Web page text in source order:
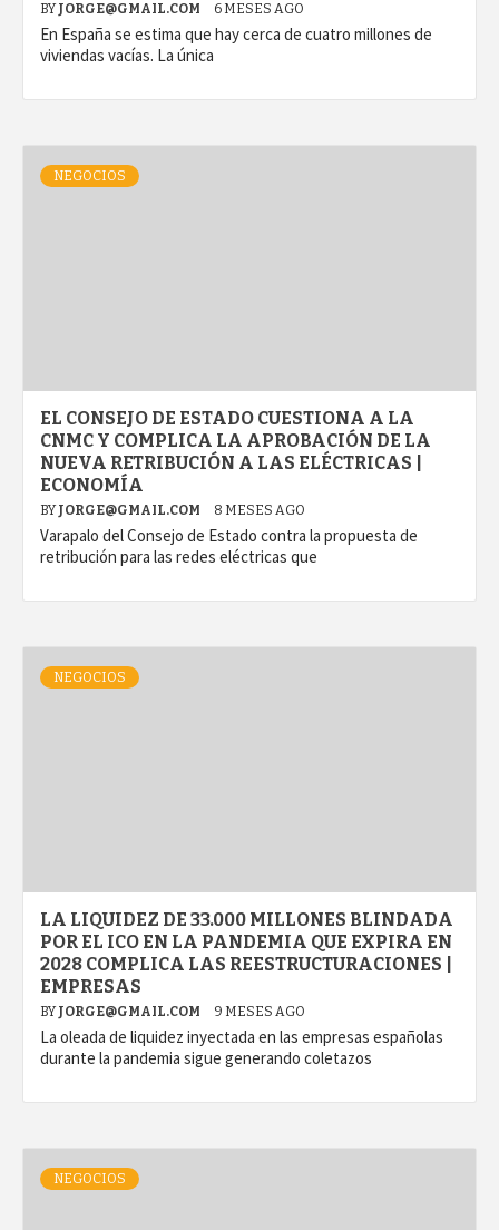
BY JORGE@GMAIL.COM 6 MESES AGO
En España se estima que hay cerca de cuatro millones de
viviendas vacías. La única
NEGOCIOS
EL CONSEJO DE ESTADO CUESTIONA A LA
CNMC Y COMPLICA LA APROBACIÓN DE LA
NUEVA RETRIBUCIÓN A LAS ELÉCTRICAS |
ECONOMÍA
BY JORGE@GMAIL.COM 8 MESES AGO
Varapalo del Consejo de Estado contra la propuesta de
retribución para las redes eléctricas que
NEGOCIOS
LA LIQUIDEZ DE 33.000 MILLONES BLINDADA
POR EL ICO EN LA PANDEMIA QUE EXPIRA EN
2028 COMPLICA LAS REESTRUCTURACIONES |
EMPRESAS
BY JORGE@GMAIL.COM 9 MESES AGO
La oleada de liquidez inyectada en las empresas españolas
durante la pandemia sigue generando coletazos
NEGOCIOS